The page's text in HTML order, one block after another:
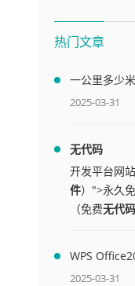
热门文章
一公里多少
1000米
2025-03-31
无代码
开发平台网
件）">永久
（免费无代
WPS
(附终身授权
2025-03-31